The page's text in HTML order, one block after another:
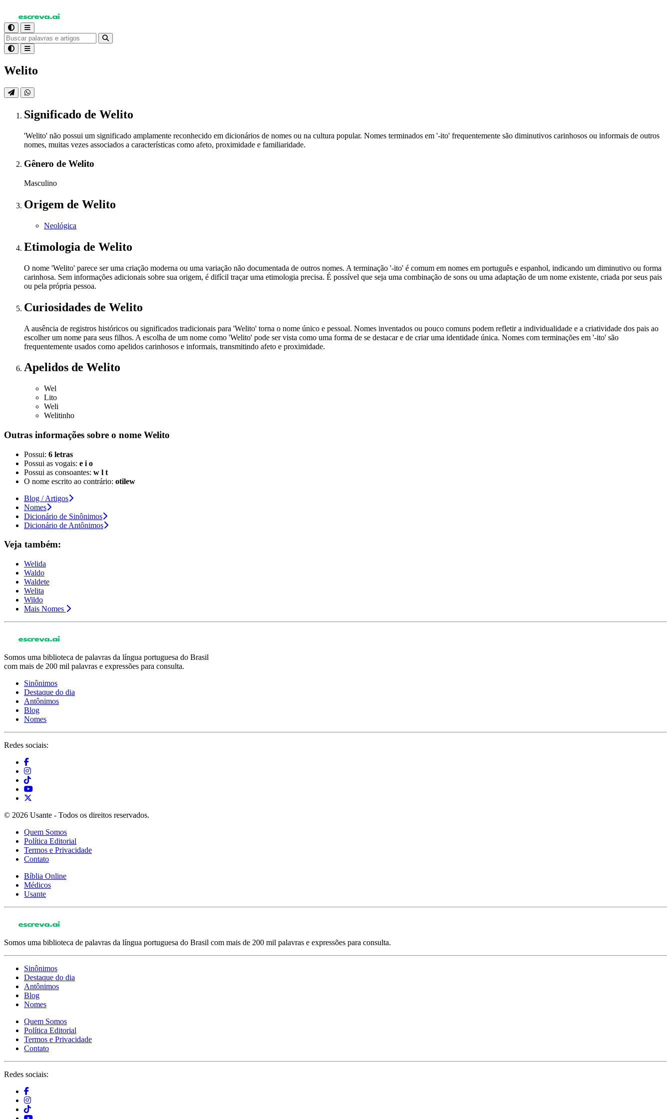
Welito
Significado de Welito
'Welito' não possui um significado amplamente reconhecido em dicionários de nomes ou na cultura popular. Nomes terminados em '-ito' frequentemente são diminutivos carinhosos ou informais de outros
nomes, muitas vezes associados a características como afeto, proximidade e familiaridade.
Gênero de Welito
Masculino
Origem de Welito
Neológica
Etimologia de Welito
O nome 'Welito' parece ser uma criação moderna ou uma variação não documentada de outros nomes. A terminação '-ito' é comum em nomes em português e espanhol, indicando um diminutivo ou forma
carinhosa. Sem informações adicionais sobre sua origem, é difícil traçar uma etimologia precisa. É possível que seja uma combinação de sons ou uma adaptação de um nome existente, criada por seus pais
ou pela própria pessoa.
Curiosidades de Welito
A ausência de registros históricos ou significados tradicionais para 'Welito' torna o nome único e pessoal. Nomes inventados ou pouco comuns podem refletir a individualidade e a criatividade dos pais ao
escolher um nome para seus filhos. A escolha de um nome como 'Welito' pode ser vista como uma forma de se destacar e de criar uma identidade única. Nomes com terminações em '-ito' são
frequentemente usados como apelidos carinhosos e informais, transmitindo afeto e proximidade.
Apelidos de Welito
Wel
Lito
Weli
Welitinho
Outras informações sobre o nome Welito
Possui: 6 letras
Possui as vogais: e i o
Possui as consoantes: w l t
O nome escrito ao contrário: otilew
Blog / Artigos
Nomes
Dicionário de Sinônimos
Dicionário de Antônimos
Veja também:
Welida
Waldo
Waldete
Welita
Wildo
Mais Nomes
Somos uma biblioteca de palavras da língua portuguesa do Brasil
com mais de 200 mil palavras e expressões para consulta.
Sinônimos
Destaque do dia
Antônimos
Blog
Nomes
Redes sociais:
© 2026 Usante - Todos os direitos reservados.
Quem Somos
Política Editorial
Termos e Privacidade
Contato
Bíblia Online
Médicos
Usante
Somos uma biblioteca de palavras da língua portuguesa do Brasil com mais de 200 mil palavras e expressões para consulta.
Sinônimos
Destaque do dia
Antônimos
Blog
Nomes
Quem Somos
Política Editorial
Termos e Privacidade
Contato
Redes sociais: